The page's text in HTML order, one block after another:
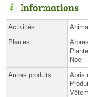
Informations
Activitiés
Plantes
Noël
Autres produits
Abris